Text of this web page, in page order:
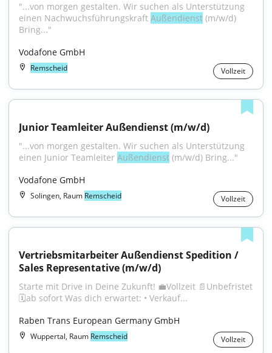
"...von morgen gestalten. Wir suchen als Unterstützung
einen Nachwuchsführungskraft Außendienst (m/w/d)
Bring..."
Vodafone GmbH
Remscheid Vollzeit
Junior Teamleiter Außendienst (m/w/d)
"...von morgen gestalten. Wir suchen als Unterstützung
einen Junior Teamleiter Außendienst (m/w/d) Bring..."
Vodafone GmbH
Solingen, Raum Remscheid Vollzeit
Vertriebsmitarbeiter Außendienst Spedition​ /
Sales Representative ​(m/w/d)
Starte mit Drive in Deine Zukunft! 💼Vollzeit 📄Unbefristet
🗓️ab sofort Was dich erwartet: • Verkauf...
Raben Trans European Germany GmbH
Wuppertal, Raum Remscheid Vollzeit